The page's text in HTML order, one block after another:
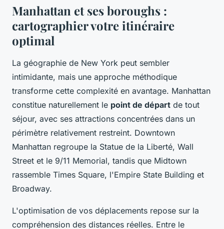
Manhattan et ses boroughs :
cartographier votre itinéraire
optimal
La géographie de New York peut sembler
intimidante, mais une approche méthodique
transforme cette complexité en avantage. Manhattan
constitue naturellement le point de départ de tout
séjour, avec ses attractions concentrées dans un
périmètre relativement restreint. Downtown
Manhattan regroupe la Statue de la Liberté, Wall
Street et le 9/11 Memorial, tandis que Midtown
rassemble Times Square, l'Empire State Building et
Broadway.
L'optimisation de vos déplacements repose sur la
compréhension des distances réelles. Entre le